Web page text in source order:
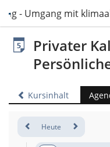
- Umgang mit
Privater
Kursinhalt
Heute